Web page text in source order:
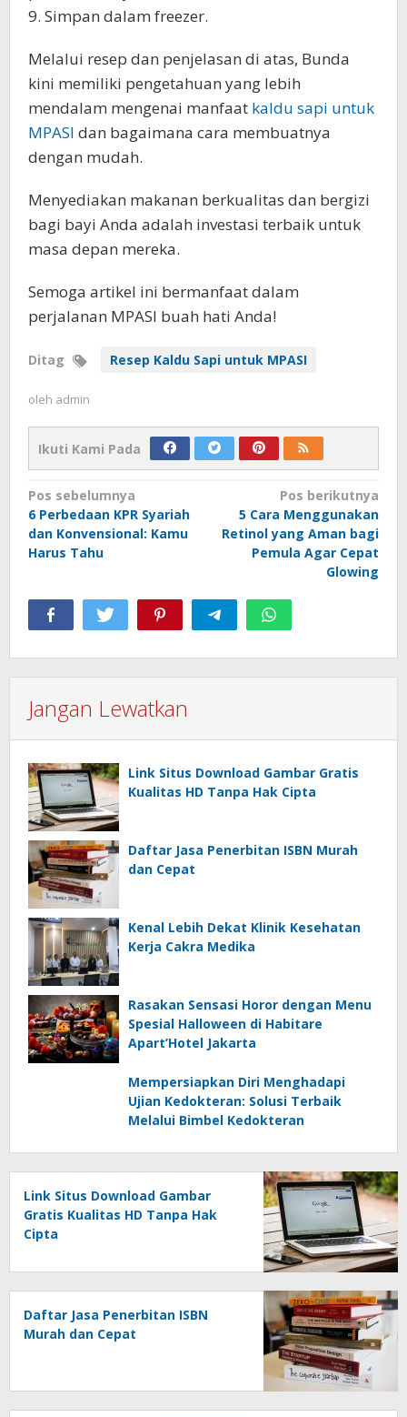
9. Simpan dalam freezer.
Melalui resep dan penjelasan di atas, Bunda
kini memiliki pengetahuan yang lebih
mendalam mengenai manfaat kaldu sapi untuk
MPASI dan bagaimana cara membuatnya
dengan mudah.
Menyediakan makanan berkualitas dan bergizi
bagi bayi Anda adalah investasi terbaik untuk
masa depan mereka.
Semoga artikel ini bermanfaat dalam
perjalanan MPASI buah hati Anda!
Ditag Resep Kaldu Sapi untuk MPASI
oleh admin
Ikuti Kami Pada
Navigasi
pos
Pos sebelumnya
6 Perbedaan KPR Syariah
dan Konvensional: Kamu
Harus Tahu
Pos berikutnya
5 Cara Menggunakan
Retinol yang Aman bagi
Pemula Agar Cepat
Glowing
Jangan Lewatkan
Link Situs Download Gambar Gratis
Kualitas HD Tanpa Hak Cipta
Daftar Jasa Penerbitan ISBN Murah
dan Cepat
Kenal Lebih Dekat Klinik Kesehatan
Kerja Cakra Medika
Rasakan Sensasi Horor dengan Menu
Spesial Halloween di Habitare
Apart’Hotel Jakarta
Mempersiapkan Diri Menghadapi
Ujian Kedokteran: Solusi Terbaik
Melalui Bimbel Kedokteran
Link Situs Download Gambar
Gratis Kualitas HD Tanpa Hak
Cipta
Daftar Jasa Penerbitan ISBN
Murah dan Cepat